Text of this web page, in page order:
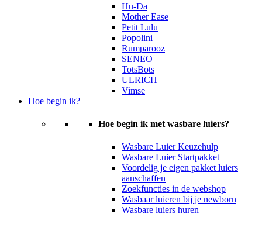
Hu-Da
Mother Ease
Petit Lulu
Popolini
Rumparooz
SENEO
TotsBots
ULRICH
Vimse
Hoe begin ik?
Hoe begin ik met wasbare luiers?
Wasbare Luier Keuzehulp
Wasbare Luier Startpakket
Voordelig je eigen pakket luiers
aanschaffen
Zoekfuncties in de webshop
Wasbaar luieren bij je newborn
Wasbare luiers huren